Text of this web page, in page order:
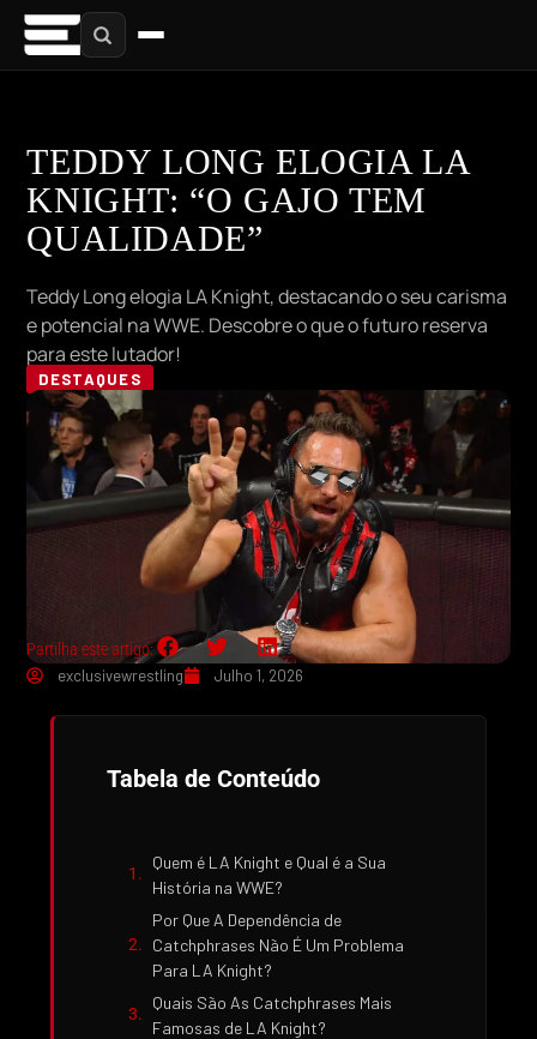
TEDDY LONG ELOGIA LA
KNIGHT: “O GAJO TEM
QUALIDADE”
Teddy Long elogia LA Knight, destacando o seu carisma
e potencial na WWE. Descobre o que o futuro reserva
para este lutador!
DESTAQUES
Partilha este artigo:
exclusivewrestling
Julho 1, 2026
Tabela de Conteúdo
Quem é LA Knight e Qual é a Sua
História na WWE?
Por Que A Dependência de
Catchphrases Não É Um Problema
Para LA Knight?
Quais São As Catchphrases Mais
Famosas de LA Knight?